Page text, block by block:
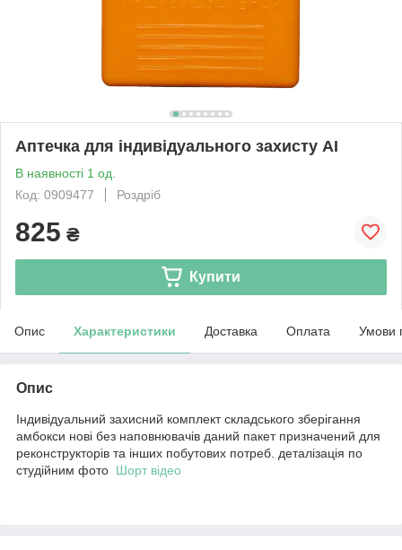
Аптечка для індивідуального захисту АІ
В наявності 1 од.
Код: 0909477
Роздріб
825 ₴
Купити
Опис Характеристики Доставка Оплата Умови
Опис
Індивідуальний захисний комплект складського зберігання
амбокси нові без наповнювачів даний пакет призначений для
реконструкторів та інших побутових потреб. деталізація по
студійним фото Шорт відео